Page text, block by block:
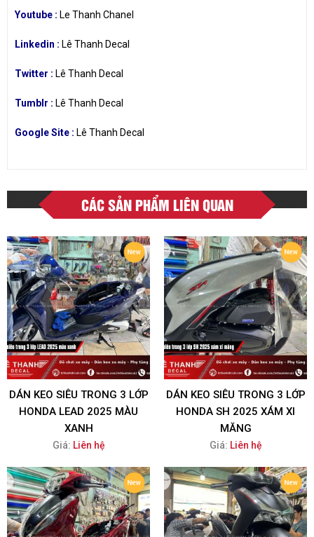
Youtube : Le Thanh Chanel
Linkedin : Lê Thanh Decal
Twitter : Lê Thanh Decal
Tumblr : Lê Thanh Decal
Google Site : Lê Thanh Decal
CÁC SẢN PHẨM LIÊN QUAN
DÁN KEO SIÊU TRONG 3 LỚP
HONDA LEAD 2025 MÀU
XANH
Giá: Liên hệ
DÁN KEO SIÊU TRONG 3 LỚP
HONDA SH 2025 XÁM XI
MĂNG
Giá: Liên hệ